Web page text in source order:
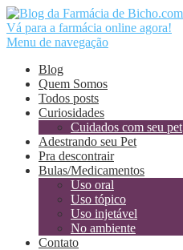
Vá para a farmácia online agora!
Menu de navegação
Blog
Quem Somos
Todos posts
Curiosidades
Cuidados com seu pet
Adestrando seu Pet
Pra descontrair
Bulas/Medicamentos
Uso oral
Uso tópico
Uso injetável
No ambiente
Contato